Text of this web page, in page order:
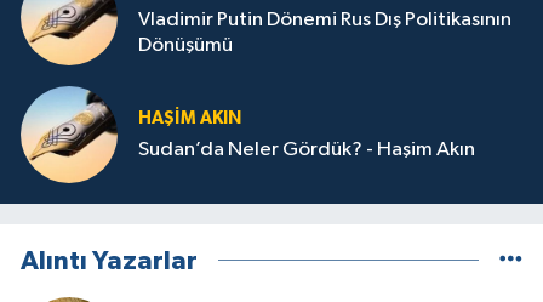
Vladimir Putin Dönemi Rus Dış Politikasının
Dönüşümü
HAŞIM AKIN
Sudan’da Neler Gördük? - Haşim Akın
Alıntı Yazarlar